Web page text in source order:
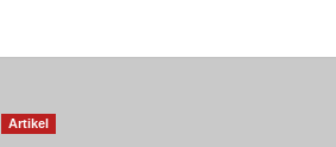
Artikel